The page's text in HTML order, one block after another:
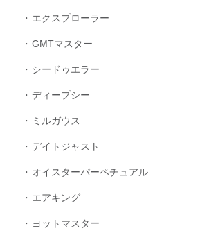
エクスプローラー
GMTマスター
シードゥエラー
ディープシー
ミルガウス
デイトジャスト
オイスターパーペチュアル
エアキング
ヨットマスター